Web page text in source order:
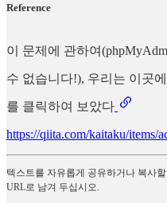
Reference
이 문제에 관하여
수 없습니다!), 우리는 이곳
를 클릭하여 보았다
https://qiita.com/kaitaku/items/
텍스트를 자유롭게 공유하거나 복사
URL로 남겨 두십시오.